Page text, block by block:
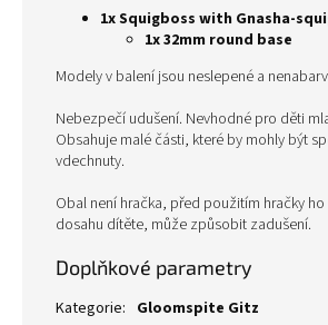
1x Squigboss with Gnasha-
1x 32mm round base
Modely v balení jsou neslepené a
Nebezpečí udušení. Nevhodné pro děti
Obsahuje malé části, které by mohly být
vdechnuty.
Obal není hračka, před použitím hračky
dosahu dítěte, může způsobit zadušení.
Doplňkové parametry
Kategorie: Gloomspite Gitz